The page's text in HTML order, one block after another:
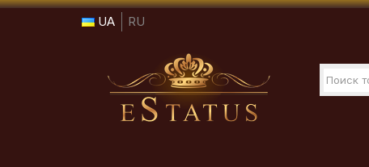
UA RU